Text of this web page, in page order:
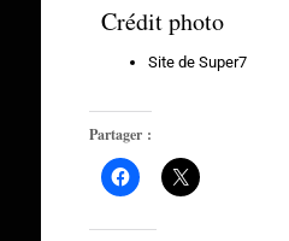
Crédit photo
Site de Super7
Partager :